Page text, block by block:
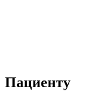
Пациенту